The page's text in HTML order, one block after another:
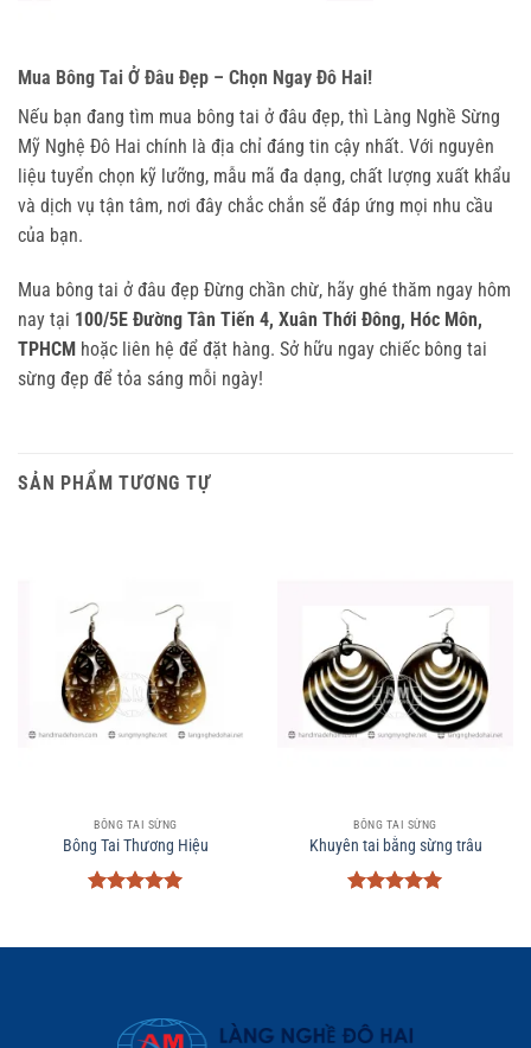
Mua Bông Tai Ở Đâu Đẹp – Chọn Ngay Đô Hai!
Nếu bạn đang tìm mua bông tai ở đâu đẹp, thì Làng Nghề Sừng
Mỹ Nghệ Đô Hai chính là địa chỉ đáng tin cậy nhất. Với nguyên
liệu tuyển chọn kỹ lưỡng, mẫu mã đa dạng, chất lượng xuất khẩu
và dịch vụ tận tâm, nơi đây chắc chắn sẽ đáp ứng mọi nhu cầu
của bạn.
Mua bông tai ở đâu đẹp Đừng chần chừ, hãy ghé thăm ngay hôm
nay tại 100/5E Đường Tân Tiến 4, Xuân Thới Đông, Hóc Môn,
TPHCM hoặc liên hệ để đặt hàng. Sở hữu ngay chiếc bông tai
sừng đẹp để tỏa sáng mỗi ngày!
SẢN PHẨM TƯƠNG TỰ
BÔNG TAI SỪNG
Bông Tai Thương Hiệu
sao
BÔNG TAI SỪNG
Khuyên tai bằng sừng trâu
sao